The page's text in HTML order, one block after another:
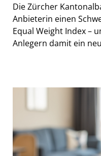
Die Zürcher
Anbieterin einen
Equal Weight Index –
Anlegern damit ein